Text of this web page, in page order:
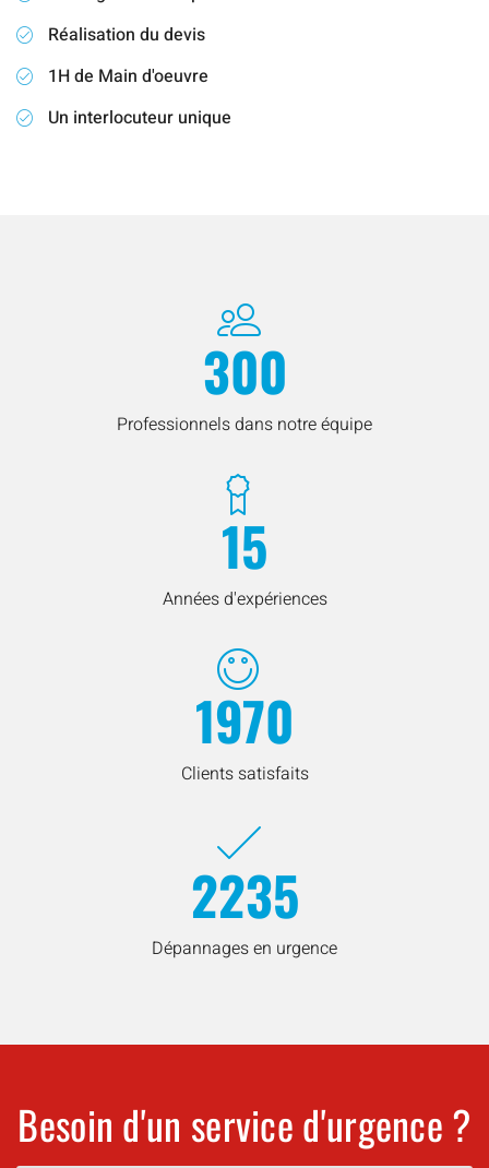
Réalisation du devis
1H de Main d'oeuvre
Un interlocuteur unique
300
Professionnels dans notre équipe
15
Années d'expériences
1970
Clients satisfaits
2235
Dépannages en urgence
Besoin d'un service d'urgence ?